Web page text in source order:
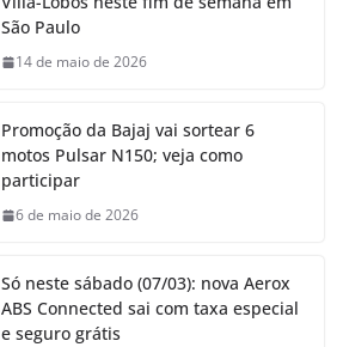
São Paulo
14 de maio de 2026
Promoção da Bajaj vai sortear 6
motos Pulsar N150; veja como
participar
6 de maio de 2026
Só neste sábado (07/03): nova Aerox
ABS Connected sai com taxa especial
e seguro grátis